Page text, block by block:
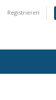
Registrieren